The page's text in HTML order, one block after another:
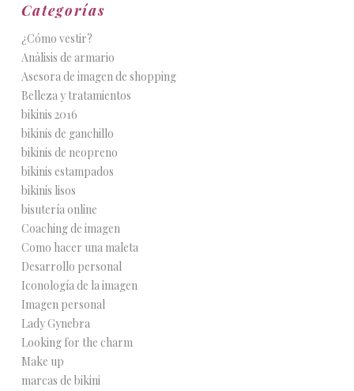
Categorías
¿Cómo vestir?
Análisis de armario
Asesora de imagen de shopping
Belleza y tratamientos
bikinis 2016
bikinis de ganchillo
bikinis de neopreno
bikinis estampados
bikinis lisos
bisutería online
Coaching de imagen
Como hacer una maleta
Desarrollo personal
Iconología de la imagen
Imagen personal
Lady Gynebra
Looking for the charm
Make up
marcas de bikini